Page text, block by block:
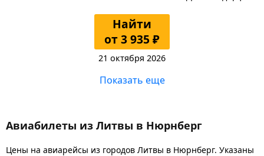
Найти
от 3 935 ₽
21 октября 2026
Показать еще
Авиабилеты из Литвы в Нюрнберг
Цены на авиарейсы из городов Литвы в Нюрнберг. Указаны